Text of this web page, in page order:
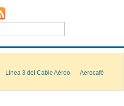
Línea 3 del Cable Aéreo
Aerocafé